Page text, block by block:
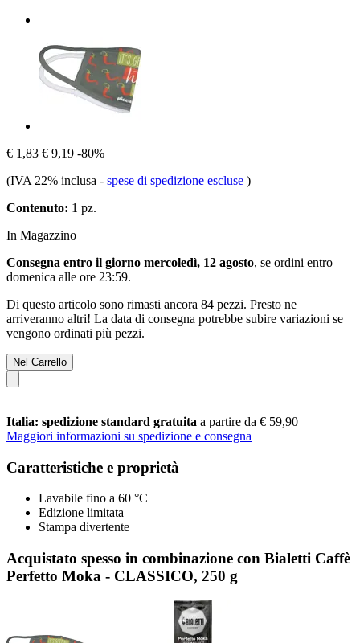
€ 1,83 € 9,19 -80%
(IVA 22% inclusa - spese di spedizione escluse )
Contenuto: 1 pz.
In Magazzino
Consegna entro il giorno mercoledì, 12 agosto, se ordini entro
domenica alle ore 23:59.
Di questo articolo sono rimasti ancora 84 pezzi. Presto ne
arriveranno altri! La data di consegna potrebbe subire variazioni se
vengono ordinati più pezzi.
Nel Carrello
Italia: spedizione standard gratuita a partire da € 59,90
Maggiori informazioni su spedizione e consegna
Caratteristiche e proprietà
Lavabile fino a 60 °C
Edizione limitata
Stampa divertente
Acquistato spesso in combinazione con Bialetti Caffè
Perfetto Moka - CLASSICO, 250 g